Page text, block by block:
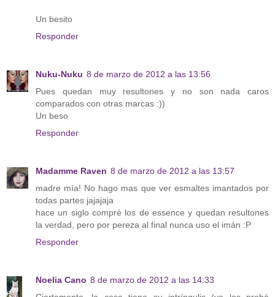
Un besito
Responder
Nuku-Nuku 8 de marzo de 2012 a las 13:56
Pues quedan muy resultones y no son nada caros
comparados con otras marcas :))
Un beso
Responder
Madamme Raven 8 de marzo de 2012 a las 13:57
madre mía! No hago mas que ver esmaltes imantados por
todas partes jajajaja
hace un siglo compré los de essence y quedan resultones
la verdad, pero por pereza al final nunca uso el imán :P
Responder
Noelia Cano 8 de marzo de 2012 a las 14:33